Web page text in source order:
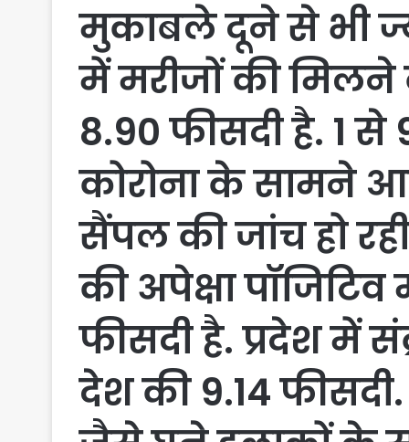
मुकाबले दूने से भी
में मरीजों की
8.90 फीसदी है. 1
कोरोना के सामने
सैंपल की जांच हो
की अपेक्षा
फीसदी है. प्रदेश में
देश की 9.14